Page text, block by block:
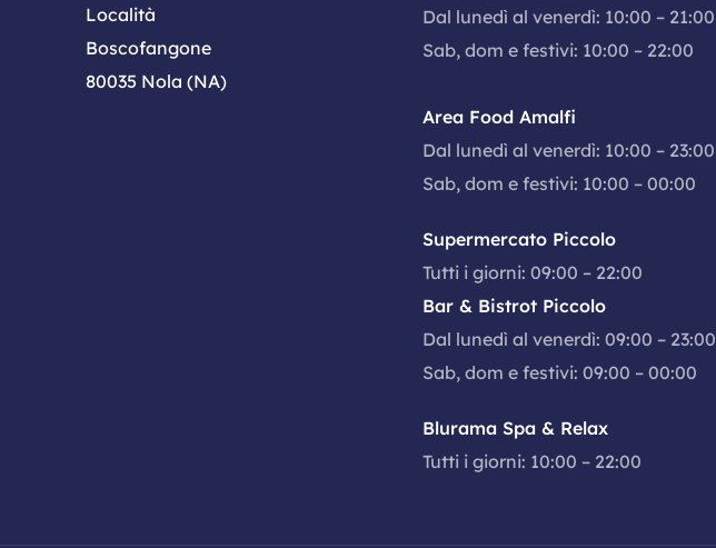
Località
Boscofangone
80035 Nola (NA)
Dal lunedì al venerdì: 10:00 – 21:00
Sab, dom e festivi: 10:00 – 22:00
Area Food Amalfi
Dal lunedì al venerdì: 10:00 – 23:00
Sab, dom e festivi: 10:00 – 00:00
Supermercato Piccolo
Tutti i giorni: 09:00 – 22:00
Bar & Bistrot Piccolo
Dal lunedì al venerdì: 09:00 – 23:00
Sab, dom e festivi: 09:00 – 00:00
Blurama Spa & Relax
Tutti i giorni: 10:00 – 22:00